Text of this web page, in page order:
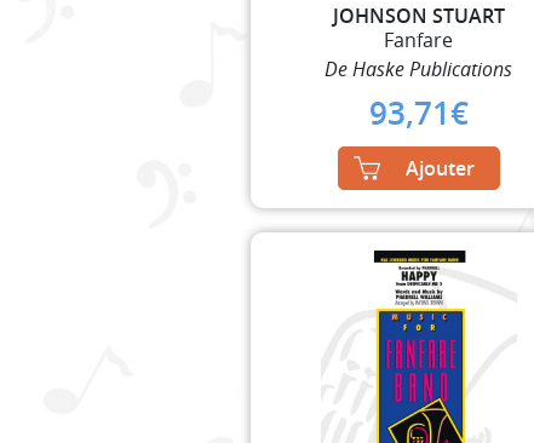
JOHNSON STUART
Fanfare
De Haske Publications
93,71€
Ajouter